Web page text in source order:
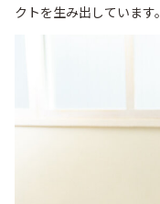
クトを生み出しています。